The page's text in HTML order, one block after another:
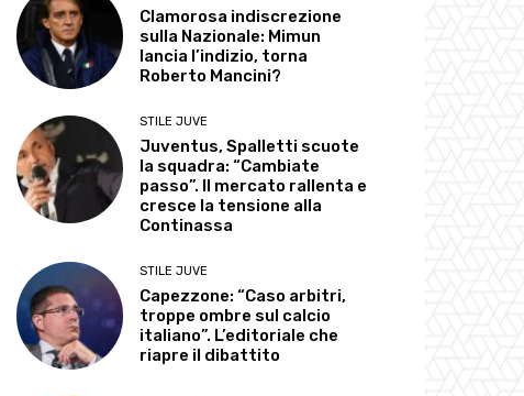
Clamorosa indiscrezione
sulla Nazionale: Mimun
lancia l’indizio, torna
Roberto Mancini?
STILE JUVE
Juventus, Spalletti scuote
la squadra: “Cambiate
passo”. Il mercato rallenta e
cresce la tensione alla
Continassa
STILE JUVE
Capezzone: “Caso arbitri,
troppe ombre sul calcio
italiano”. L’editoriale che
riapre il dibattito